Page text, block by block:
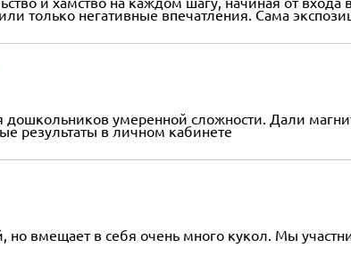
только негативные впечатления. Сама
умеренной сложности. Дали
результаты в личном кабинете
вмещает в себя очень много кукол. Мы